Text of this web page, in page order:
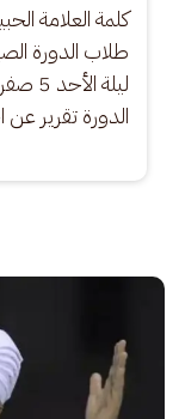
كلمة العلامة
طلاب الدورة
الدورة تقرير عن
الصورة